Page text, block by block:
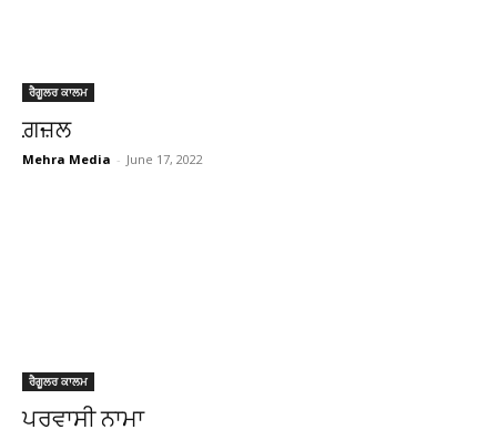
ਰੈਗੂਲਰ ਕਾਲਮ
ਗ਼ਜ਼ਲ
Mehra Media - June 17, 2022
ਰੈਗੂਲਰ ਕਾਲਮ
ਪਰਵਾਸੀ ਨਾਮਾ